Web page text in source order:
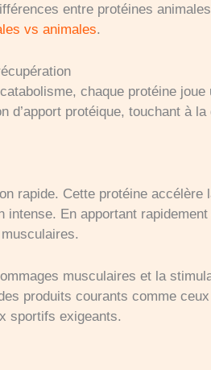
entre protéines
vs animales.
chaque protéine
protéique, touchant à
rapide. Cette protéine accélère
En apportant
musculaires et la
produits courants comme
sportifs exigeants.